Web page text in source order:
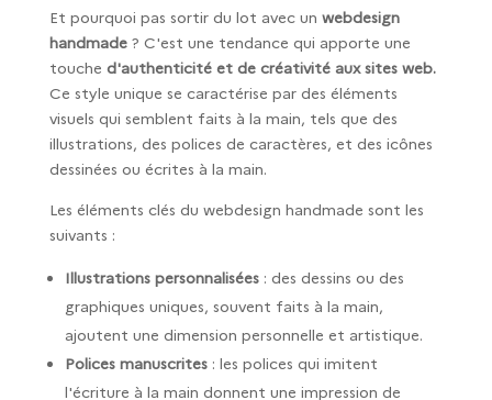
Et pourquoi pas sortir du lot avec un webdesign
handmade? C'est une tendance qui apporte une
touche d'authenticité et de créativité aux sites web.
Ce style unique se caractérise par des éléments
visuels qui semblent faits à la main, tels que des
illustrations, des polices de caractères, et des icônes
dessinées ou écrites à la main.
Les éléments clés du webdesign handmade sont les
suivants :
Illustrations personnalisées: des dessins ou des
graphiques uniques, souvent faits à la main,
ajoutent une dimension personnelle et artistique.
Polices manuscrites: les polices qui imitent
l'écriture à la main donnent une impression de